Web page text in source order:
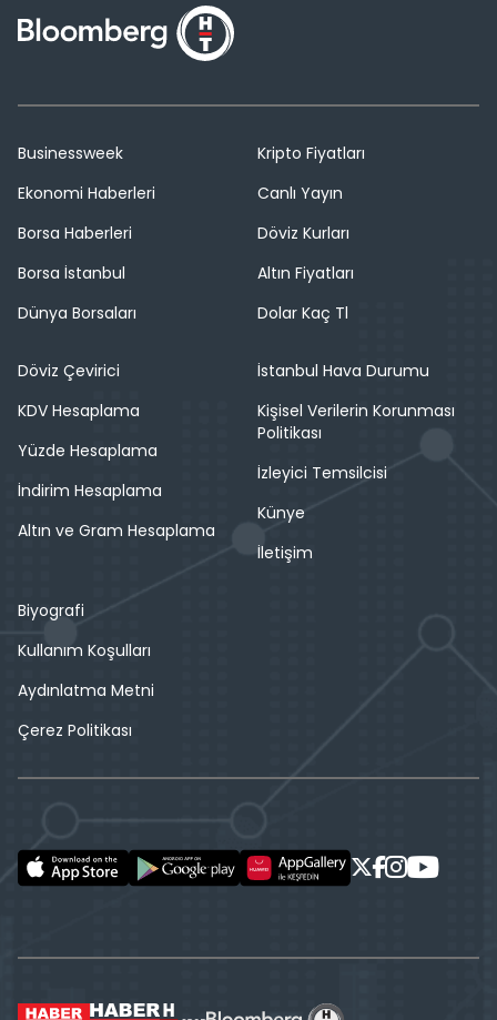
Businessweek
Ekonomi Haberleri
Borsa Haberleri
Borsa İstanbul
Dünya Borsaları
Kripto Fiyatları
Canlı Yayın
Döviz Kurları
Altın Fiyatları
Dolar Kaç Tl
Döviz Çevirici
KDV Hesaplama
Yüzde Hesaplama
İndirim Hesaplama
Altın ve Gram Hesaplama
İstanbul Hava Durumu
Kişisel Verilerin Korunması
Politikası
İzleyici Temsilcisi
Künye
İletişim
Biyografi
Kullanım Koşulları
Aydınlatma Metni
Çerez Politikası